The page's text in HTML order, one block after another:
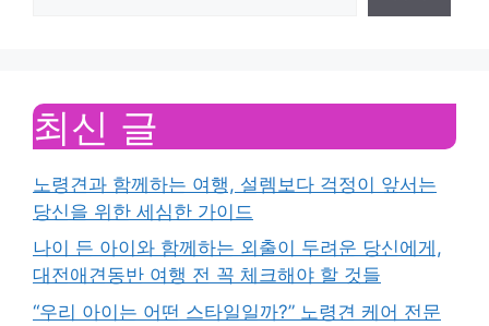
최신 글
노령견과 함께하는 여행, 설렘보다 걱정이 앞서는
당신을 위한 세심한 가이드
나이 든 아이와 함께하는 외출이 두려운 당신에게,
대전애견동반 여행 전 꼭 체크해야 할 것들
“우리 아이는 어떤 스타일일까?” 노령견 케어 전문